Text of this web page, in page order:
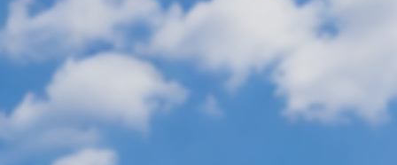
Franchise
Om oss
Vårt team